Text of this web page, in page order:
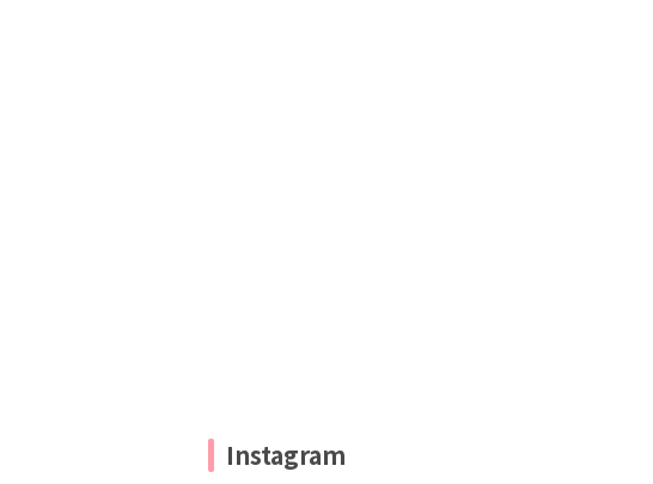
Instagram